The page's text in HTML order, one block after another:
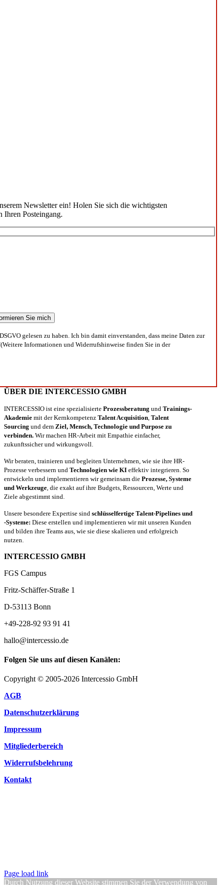
Newsletter ein! Holen Sie sich die wichtigsten
Ihren Posteingang.
gelesen zu haben. Ich bin damit einverstanden, dass meine Daten zur
Informationen und Widerrufshinweise finden Sie in der
ÜBER DIE INTERCESSIO GMBH
INTERCESSIO ist eine spezialisierte Prozessberatung und Trainings-
Akademie mit der Kernkompetenz Talent Acquisition Talent
Sourcing und dem Ziel, Mensch, Technologie und Purpose zu
verbinden. Wir machen HR-Arbeit mit Empathie einfacher,
zukunftssicher und wirkungsvoll.
Wir beraten, trainieren und begleiten Unternehmen, wie sie ihre HR-
Prozesse verbessern und Technologien wie KI effektiv integrieren. So
entwickeln und implementieren wir gemeinsam die Prozesse, Systeme
und Werkzeuge , die exakt auf ihre Budgets, Ressourcen, Werte und
Ziele abgestimmt sind.
Unsere besondere Expertise sind schlüsselfertige Talent-Pipelines und
-Systeme: Diese erstellen und implementieren wir mit unseren Kunden
und bilden ihre Teams aus, wie sie diese skalieren und erfolgreich
nutzen.
INTERCESSIO GMBH
FGS Campus
Fritz-Schäffer-Straße 1
D-53113 Bonn
+49-228-92 93 91 41
hallo@intercessio.de
Folgen Sie uns auf diesen Kanälen:
Copyright © 2005-2026 Intercessio GmbH
AGB
Datenschutzerklärung
Impressum
Mitgliederbereich
Widerrufsbelehrung
Kontakt
Page load link
Durch Nutzung dieser Website stimmen Sie der Verwendung von